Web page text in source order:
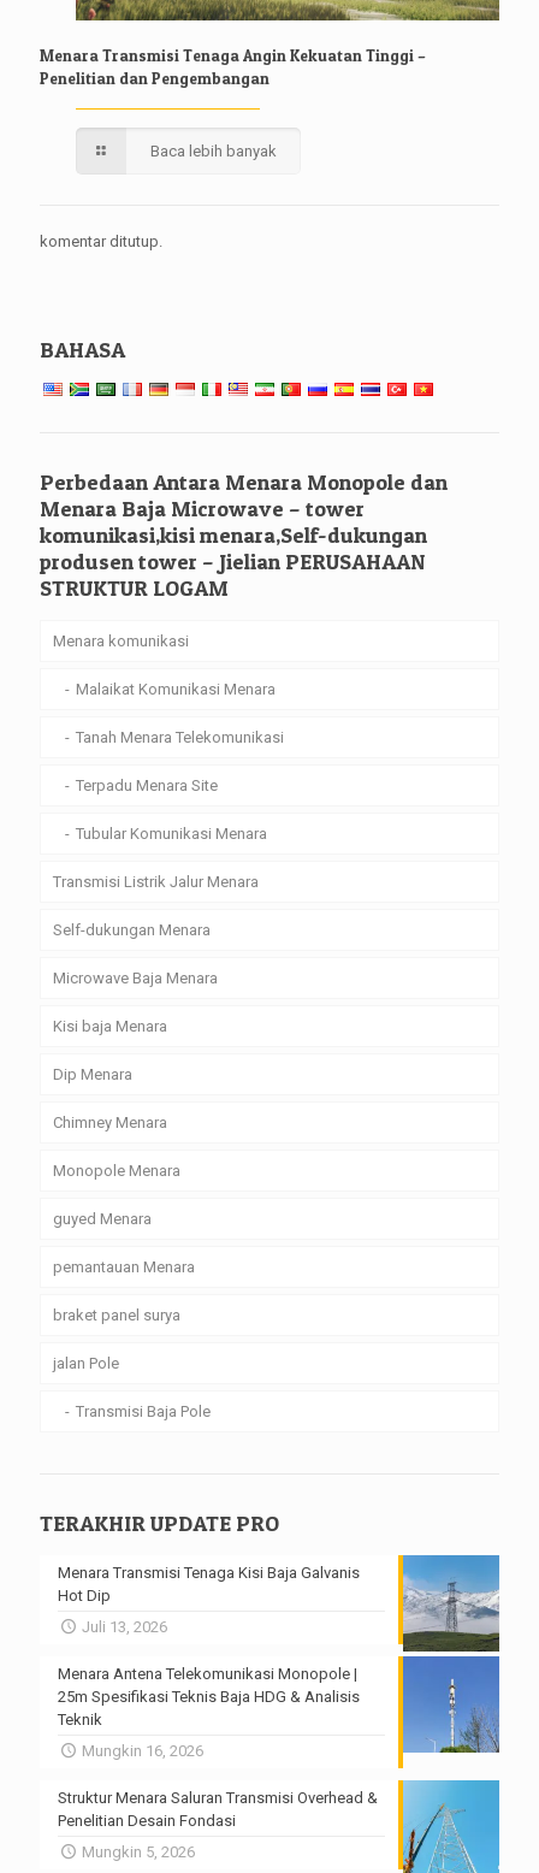
Menara Transmisi Tenaga Angin Kekuatan Tinggi –
Penelitian dan Pengembangan
Baca lebih banyak
komentar ditutup.
BAHASA
Perbedaan Antara Menara Monopole dan
Menara Baja Microwave – tower
komunikasi,kisi menara,Self-dukungan
produsen tower – Jielian PERUSAHAAN
STRUKTUR LOGAM
Menara komunikasi
Malaikat Komunikasi Menara
Tanah Menara Telekomunikasi
Terpadu Menara Site
Tubular Komunikasi Menara
Transmisi Listrik Jalur Menara
Self-dukungan Menara
Microwave Baja Menara
Kisi baja Menara
Dip Menara
Chimney Menara
Monopole Menara
guyed Menara
pemantauan Menara
braket panel surya
jalan Pole
Transmisi Baja Pole
TERAKHIR UPDATE PRO
Menara Transmisi Tenaga Kisi Baja Galvanis
Hot Dip
Juli 13, 2026
Menara Antena Telekomunikasi Monopole |
25m Spesifikasi Teknis Baja HDG & Analisis
Teknik
Mungkin 16, 2026
Struktur Menara Saluran Transmisi Overhead &
Penelitian Desain Fondasi
Mungkin 5, 2026